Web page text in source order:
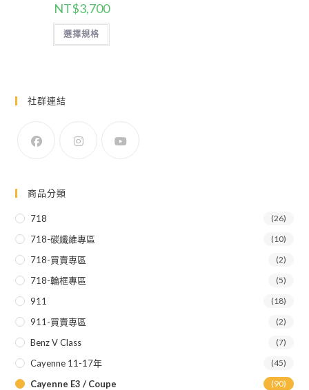
NT$3,700
選擇規格
此
品
頁
社群連結
商品分類
718 (26)
718-碳纖維專區 (10)
718-買賣專區 (2)
718-輪框專區 (5)
911 (18)
911-買賣專區 (2)
Benz V Class (7)
Cayenne 11-17年 (45)
Cayenne E3 / Coupe (90)